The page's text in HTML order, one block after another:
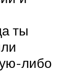
ты
либо